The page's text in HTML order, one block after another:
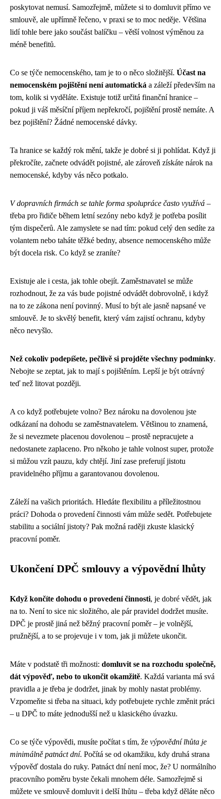
poskytovat nemusí. Samozřejmě, můžete si to domluvit přímo ve
smlouvě, ale upřímně řečeno, v praxi se to moc neděje. Většina
lidí tohle bere jako součást balíčku – větší volnost výměnou za
méně benefitů.
Co se týče nemocenského, tam je to o něco složitější. Účast na
nemocenském pojištění není automatická a záleží především na
tom, kolik si vyděláte. Existuje totiž určitá finanční hranice –
pokud ji váš měsíční příjem nepřekročí, pojištění prostě nemáte. A
bez pojištění? Žádné nemocenské dávky.
Ta hranice se každý rok mění, takže je dobré si ji pohlídat. Když ji
překročíte, začnete odvádět pojistné, ale zároveň získáte nárok na
nemocenské, kdyby vás něco potkalo.
V dopravních firmách se tahle forma spolupráce často využívá –
třeba pro řidiče během letní sezóny nebo když je potřeba posílit
tým dispečerů. Ale zamyslete se nad tím: pokud celý den sedíte za
volantem nebo taháte těžké bedny, absence nemocenského může
být docela risk. Co když se zraníte?
Existuje ale i cesta, jak tohle obejít. Zaměstnavatel se může
rozhodnout, že za vás bude pojistné odvádět dobrovolně, i když
na to ze zákona není povinný. Musí to být ale jasně napsané ve
smlouvě. Je to skvělý benefit, který vám zajistí ochranu, kdyby
něco nevyšlo.
Než cokoliv podepíšete, pečlivě si projděte všechny podmínky.
Nebojte se zeptat, jak to mají s pojištěním. Lepší je být otrávný
teď než litovat později.
A co když potřebujete volno? Bez nároku na dovolenou jste
odkázaní na dohodu se zaměstnavatelem. Většinou to znamená,
že si nevezmete placenou dovolenou – prostě nepracujete a
nedostanete zaplaceno. Pro někoho je tahle volnost super, protože
si můžou vzít pauzu, kdy chtějí. Jiní zase preferují jistotu
pravidelného příjmu a garantovanou dovolenou.
Záleží na vašich prioritách. Hledáte flexibilitu a příležitostnou
práci? Dohoda o provedení činnosti vám může sedět. Potřebujete
stabilitu a sociální jistoty? Pak možná raději zkuste klasický
pracovní poměr.
Ukončení DPČ smlouvy a výpovědní lhůty
Když končíte dohodu o provedení činnosti, je dobré vědět, jak
na to. Není to sice nic složitého, ale pár pravidel dodržet musíte.
DPČ je prostě jiná než běžný pracovní poměr – je volnější,
pružnější, a to se projevuje i v tom, jak ji můžete ukončit.
Máte v podstatě tři možnosti: domluvit se na rozchodu společně,
dát výpověď, nebo to ukončit okamžitě. Každá varianta má svá
pravidla a je třeba je dodržet, jinak by mohly nastat problémy.
Vzpomeňte si třeba na situaci, kdy potřebujete rychle změnit práci
– u DPČ to máte jednodušší než u klasického úvazku.
Co se týče výpovědi, musíte počítat s tím, že výpovědní lhůta je
minimálně patnáct dní. Počítá se od okamžiku, kdy druhá strana
výpověď dostala do ruky. Patnáct dní není moc, že? U normálního
pracovního poměru byste čekali mnohem déle. Samozřejmě si
můžete ve smlouvě domluvit i delší lhůtu – třeba když děláte něco